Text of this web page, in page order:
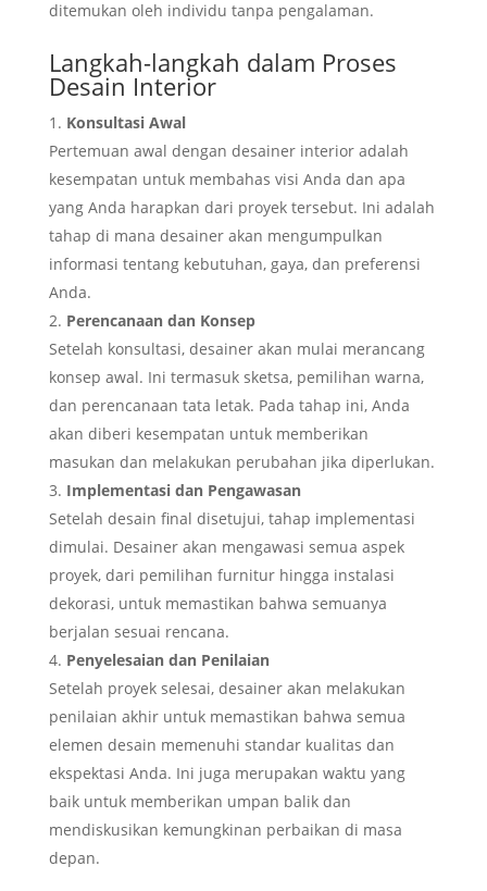
ditemukan oleh individu tanpa pengalaman.
Langkah-langkah dalam Proses
Desain Interior
Konsultasi Awal
Pertemuan awal dengan desainer interior adalah
kesempatan untuk membahas visi Anda dan apa
yang Anda harapkan dari proyek tersebut. Ini adalah
tahap di mana desainer akan mengumpulkan
informasi tentang kebutuhan, gaya, dan preferensi
Anda.
Perencanaan dan Konsep
Setelah konsultasi, desainer akan mulai merancang
konsep awal. Ini termasuk sketsa, pemilihan warna,
dan perencanaan tata letak. Pada tahap ini, Anda
akan diberi kesempatan untuk memberikan
masukan dan melakukan perubahan jika diperlukan.
Implementasi dan Pengawasan
Setelah desain final disetujui, tahap implementasi
dimulai. Desainer akan mengawasi semua aspek
proyek, dari pemilihan furnitur hingga instalasi
dekorasi, untuk memastikan bahwa semuanya
berjalan sesuai rencana.
Penyelesaian dan Penilaian
Setelah proyek selesai, desainer akan melakukan
penilaian akhir untuk memastikan bahwa semua
elemen desain memenuhi standar kualitas dan
ekspektasi Anda. Ini juga merupakan waktu yang
baik untuk memberikan umpan balik dan
mendiskusikan kemungkinan perbaikan di masa
depan.